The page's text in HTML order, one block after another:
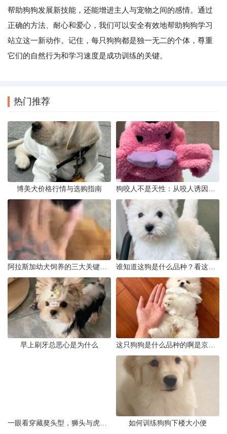
帮助狗狗发展新技能，还能增进主人与宠物之间的感情。通过
正确的方法、耐心和爱心，我们可以安全有效地帮助狗狗学习
站立这一新动作。记住，每只狗狗都是独一无二的个体，尊重
它们的自然行为和学习速度是成功训练的关键。
热门推荐
博美犬价格行情与选购指南
早上刷牙总恶心是为什么
如何训练狗狗下楼大小便